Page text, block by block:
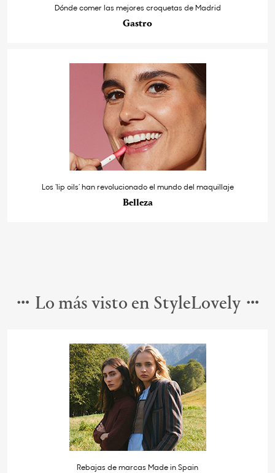
Dónde comer las mejores croquetas de Madrid
Gastro
Los ‘lip oils’ han revolucionado el mundo del maquillaje
Belleza
Lo más visto en StyleLovely
Rebajas de marcas Made in Spain